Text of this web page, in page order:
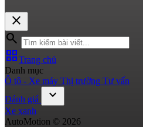
close
search
grid_viewTrang chủ
Danh mục
Ô tô - Xe máy Thị trường Tư vấn
Đánh giá
expand_more
Xe xanh
AutoMotion © 2026